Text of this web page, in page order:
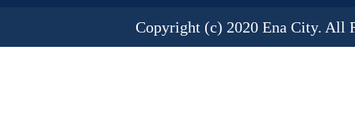
Copyright (c) 2020 Ena City. All